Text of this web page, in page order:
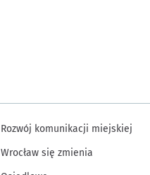
Rozwój komunikacji miejskiej
Wrocław się zmienia